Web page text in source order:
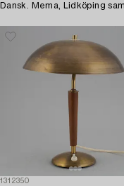
Dansk. Mema, Lidköping
1312350